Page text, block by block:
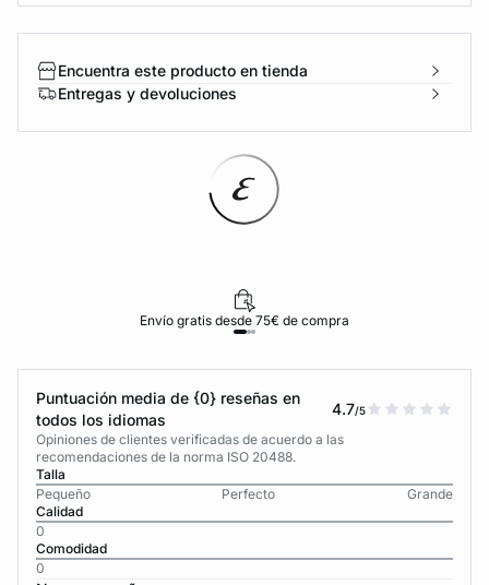
Encuentra este producto en tienda
Entregas y devoluciones
Envío gratis desde 75€ de compra
Puntuación media de {0} reseñas en
todos los idiomas
4.7/5
Opiniones de clientes verificadas de acuerdo a las
recomendaciones de la norma ISO 20488.
Talla
Pequeño
Perfecto
Grande
Calidad
0
Comodidad
0